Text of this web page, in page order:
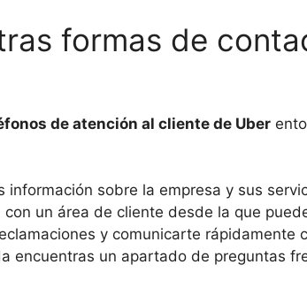
formas de
de atención al cliente de Uber
información sobre la empresa y sus
un área de cliente desde la que
y comunicarte rápidamente
encuentras un apartado de preguntas